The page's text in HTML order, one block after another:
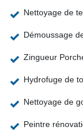
Nettoyage de
Démoussage
Zingueur
Hydrofuge de
Nettoyage de
Peintre